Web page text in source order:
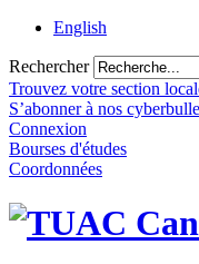
English
Rechercher
Trouvez votre section
S’abonner à nos
Connexion
Bourses d'études
Coordonnées